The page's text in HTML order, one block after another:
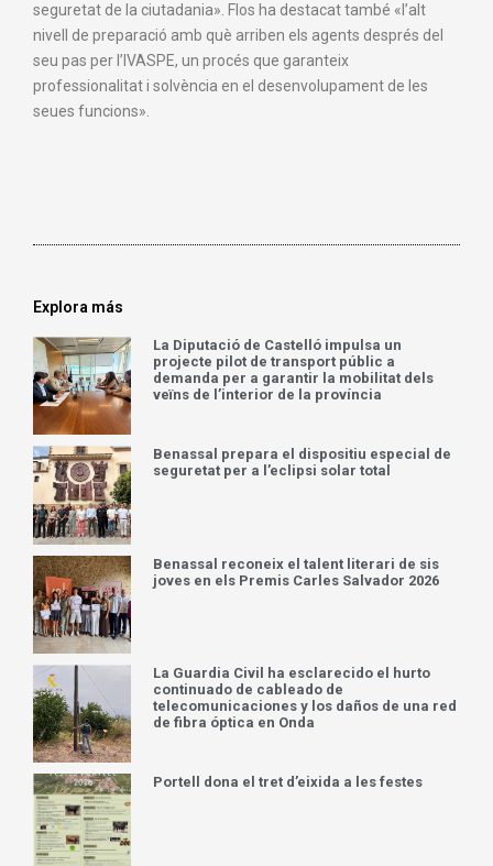
seguretat de la ciutadania». Flos ha destacat també «l’alt
nivell de preparació amb què arriben els agents després del
seu pas per l’IVASPE, un procés que garanteix
professionalitat i solvència en el desenvolupament de les
seues funcions».
Explora más
La Diputació de Castelló impulsa un
projecte pilot de transport públic a
demanda per a garantir la mobilitat dels
veïns de l’interior de la província
Benassal prepara el dispositiu especial de
seguretat per a l’eclipsi solar total
Benassal reconeix el talent literari de sis
joves en els Premis Carles Salvador 2026
La Guardia Civil ha esclarecido el hurto
continuado de cableado de
telecomunicaciones y los daños de una red
de fibra óptica en Onda
Portell dona el tret d’eixida a les festes